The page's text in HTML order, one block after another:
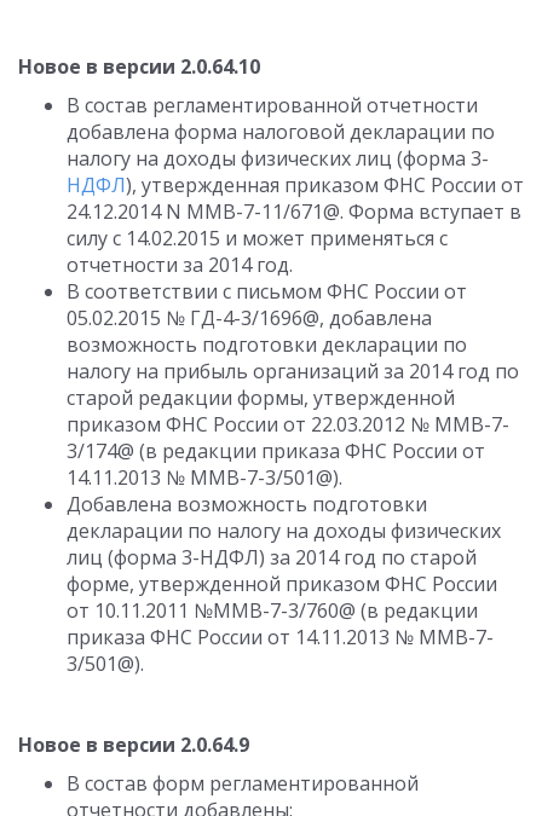
Новое в версии 2.0.64.10
В состав регламентированной отчетности
добавлена форма налоговой декларации по
налогу на доходы физических лиц (форма 3-
НДФЛ), утвержденная приказом ФНС России от
24.12.2014 N ММВ-7-11/671@. Форма вступает в
силу с 14.02.2015 и может применяться с
отчетности за 2014 год.
В соответствии с письмом ФНС России от
05.02.2015 № ГД-4-3/1696@, добавлена
возможность подготовки декларации по
налогу на прибыль организаций за 2014 год по
старой редакции формы, утвержденной
приказом ФНС России от 22.03.2012 № ММВ-7-
3/174@ (в редакции приказа ФНС России от
14.11.2013 № ММВ-7-3/501@).
Добавлена возможность подготовки
декларации по налогу на доходы физических
лиц (форма 3-НДФЛ) за 2014 год по старой
форме, утвержденной приказом ФНС России
от 10.11.2011 №ММВ-7-3/760@ (в редакции
приказа ФНС России от 14.11.2013 № ММВ-7-
3/501@).
Новое в версии 2.0.64.9
В состав форм регламентированной
отчетности добавлены: